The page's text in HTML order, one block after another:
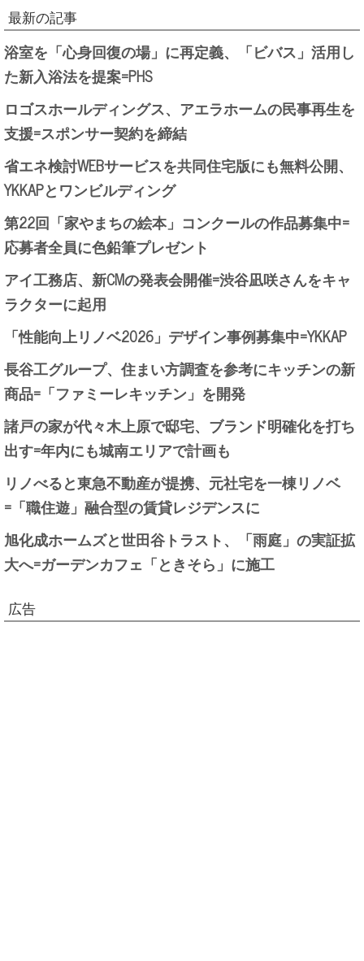
最新の記事
浴室を「心身回復の場」に再定義、「ビバス」活用し
た新入浴法を提案=PHS
ロゴスホールディングス、アエラホームの民事再生を
支援=スポンサー契約を締結
省エネ検討WEBサービスを共同住宅版にも無料公開、
YKKAPとワンビルディング
第22回「家やまちの絵本」コンクールの作品募集中=
応募者全員に色鉛筆プレゼント
アイ工務店、新CMの発表会開催=渋谷凪咲さんをキャ
ラクターに起用
「性能向上リノベ2026」デザイン事例募集中=YKKAP
長谷工グループ、住まい方調査を参考にキッチンの新
商品=「ファミーレキッチン」を開発
諸戸の家が代々木上原で邸宅、ブランド明確化を打ち
出す=年内にも城南エリアで計画も
リノべると東急不動産が提携、元社宅を一棟リノベ
=「職住遊」融合型の賃貸レジデンスに
旭化成ホームズと世田谷トラスト、「雨庭」の実証拡
大へ=ガーデンカフェ「ときそら」に施工
広告